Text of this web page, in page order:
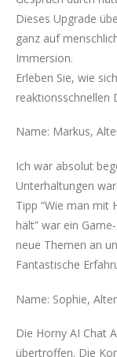
Dieses Upgrade
ganz auf
Immersion.
Erleben Sie, wie
reaktionsschnellen
Name: Markus,
Ich war absolut
Unterhaltungen
Tipp “Wie man mit
hält” war ein
neue Themen an
Fantastische
Name: Sophie,
Die Horny AI Chat
übertroffen. Die